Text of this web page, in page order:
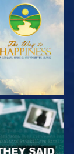
СМОТРЕТЬ
СМОТРЕТЬ